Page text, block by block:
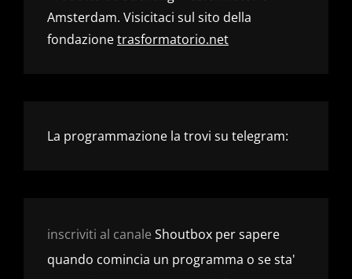
Amsterdam. Visicitaci sul sito della
fondazionetrasformatorio.net
La programmazione la trovi su telegram:
inscriviti al canale Shoutbox per sapere
quando comincia un programma o se sta'